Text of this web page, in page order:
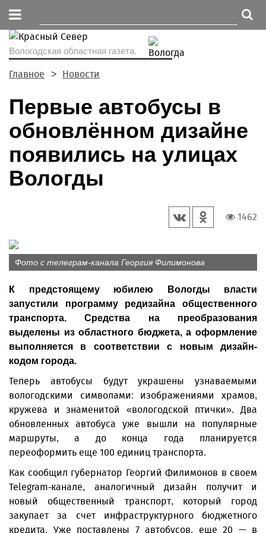
Вологодская областная газета.
Главное Новости
Первые автобусы в
обновлённом дизайне
появились на улицах
Вологды
1462
Фото с телеграм-канала Георгия Филимонова
К предстоящему юбилею Вологды власти
запустили программу редизайна общественного
транспорта. Средства на преобразования
выделены из областного бюджета, а оформление
выполняется в соответствии с новым дизайн-
кодом города.
Теперь автобусы будут украшены узнаваемыми
вологодскими символами: изображениями храмов,
кружева и знаменитой «вологодской птички». Два
обновленных автобуса уже вышли на популярные
маршруты, а до конца года планируется
переоформить еще 100 единиц транспорта.
Как сообщил губернатор Георгий Филимонов в своем
Telegram-канале, аналогичный дизайн получит и
новый общественный транспорт, который город
закупает за счет инфраструктурного бюджетного
кредита. Уже поставлены 7 автобусов, еще 20 — в